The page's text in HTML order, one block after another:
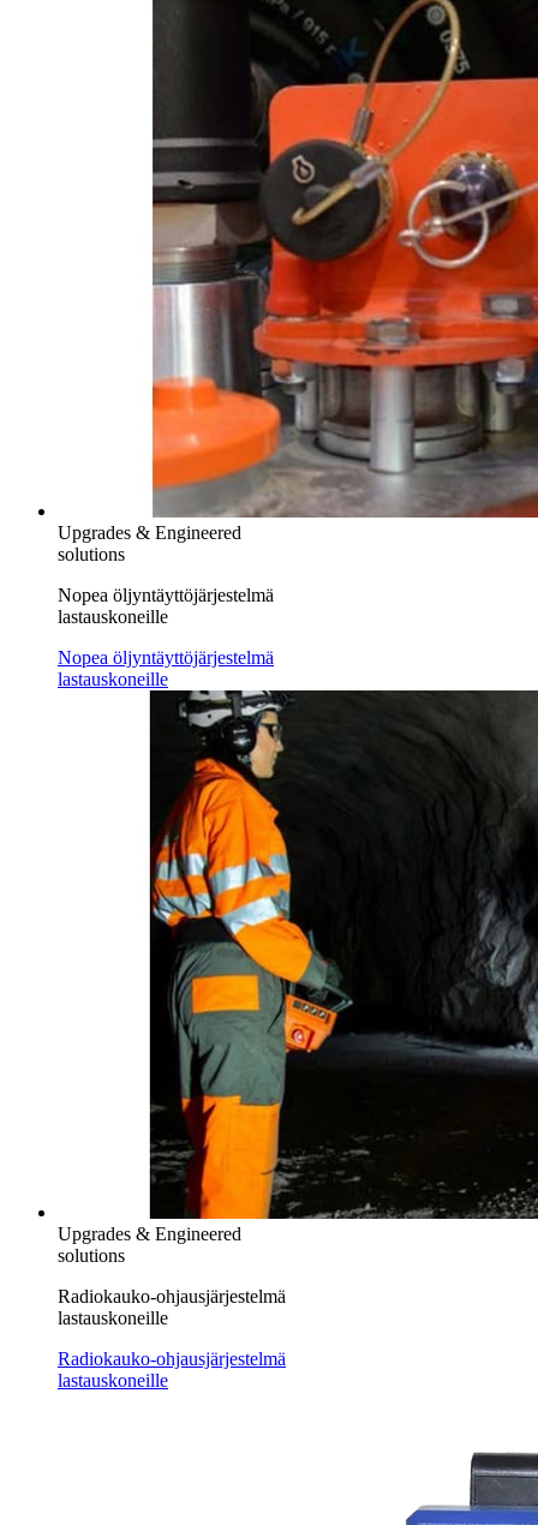
Upgrades & Engineered
solutions
Nopea öljyntäyttöjärjestelmä
lastauskoneille
Nopea öljyntäyttöjärjestelmä
lastauskoneille
Upgrades & Engineered
solutions
Radiokauko-ohjausjärjestelmä
lastauskoneille
Radiokauko-ohjausjärjestelmä
lastauskoneille